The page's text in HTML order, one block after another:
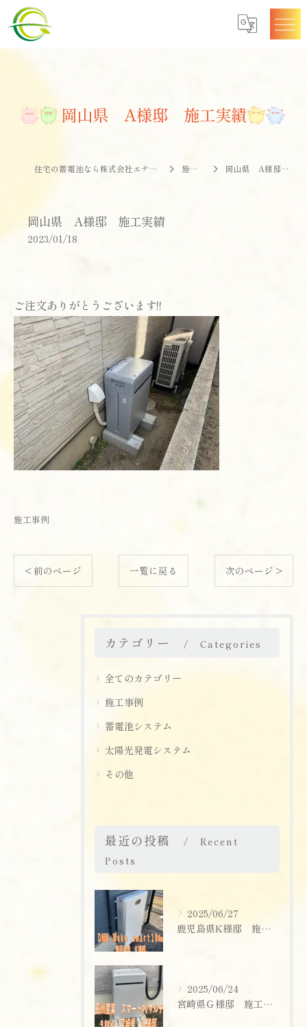
岡山県 A様邸 施工実績
住宅の蓄電池なら株式会社エナジークオリティー 施工事例 岡山県 A様邸 施工実績
岡山県 A様邸 施工実績
2023/01/18
ご注文ありがとうございます!!
施工事例
< 前のページ 一覧に戻る 次のページ >
カテゴリー Categories
全てのカテゴリー
施工事例
蓄電池システム
太陽光発電システム
その他
最近の投稿
Recent
Posts
2025/06/27
鹿児島県K様邸 施工実績
2025/06/24
宮崎県Ｇ様邸 施工実績